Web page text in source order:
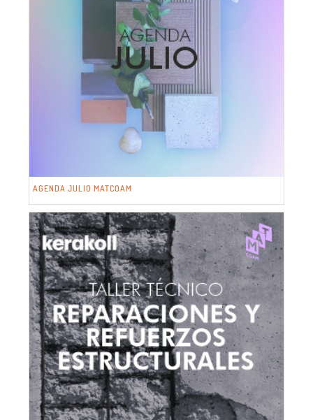
AGENDA JULIO MATCOAM